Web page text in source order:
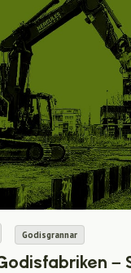
Godisgrannar
–